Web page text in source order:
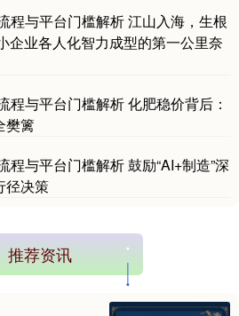
程与平台门槛解析 江山入海，生根
企业各人化智力成型的第一公里奈
程与平台门槛解析 化肥稳价背后：
樊篱
程与平台门槛解析 鼓励“AI+制造”深
径决策
推荐资讯